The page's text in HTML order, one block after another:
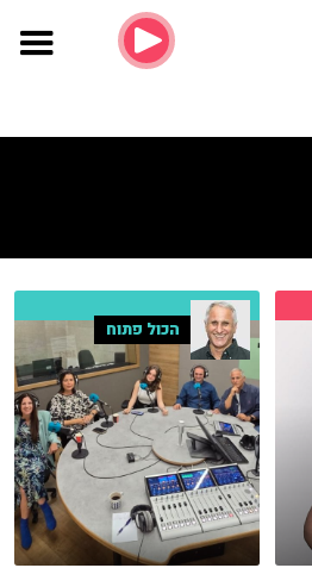
הכול פתוח